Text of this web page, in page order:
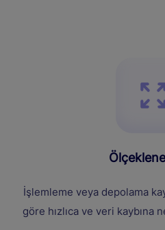
İşlemleme veya depolama
göre hızlıca ve veri kaybına